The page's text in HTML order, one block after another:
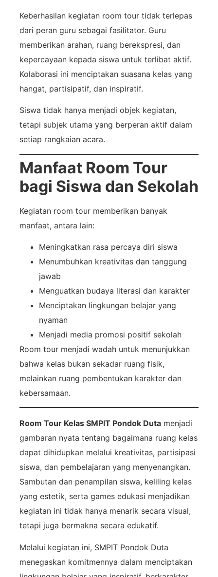
Keberhasilan kegiatan room tour tidak terlepas
dari peran guru sebagai fasilitator. Guru
memberikan arahan, ruang berekspresi, dan
kepercayaan kepada siswa untuk terlibat aktif.
Kolaborasi ini menciptakan suasana kelas yang
hangat, partisipatif, dan inspiratif.
Siswa tidak hanya menjadi objek kegiatan,
tetapi subjek utama yang berperan aktif dalam
setiap rangkaian acara.
Manfaat Room Tour
bagi Siswa dan Sekolah
Kegiatan room tour memberikan banyak
manfaat, antara lain:
Meningkatkan rasa percaya diri siswa
Menumbuhkan kreativitas dan tanggung
jawab
Menguatkan budaya literasi dan karakter
Menciptakan lingkungan belajar yang
nyaman
Menjadi media promosi positif sekolah
Room tour menjadi wadah untuk menunjukkan
bahwa kelas bukan sekadar ruang fisik,
melainkan ruang pembentukan karakter dan
kebersamaan.
Room Tour Kelas SMPIT Pondok Duta menjadi
gambaran nyata tentang bagaimana ruang kelas
dapat dihidupkan melalui kreativitas, partisipasi
siswa, dan pembelajaran yang menyenangkan.
Sambutan dan penampilan siswa, keliling kelas
yang estetik, serta games edukasi menjadikan
kegiatan ini tidak hanya menarik secara visual,
tetapi juga bermakna secara edukatif.
Melalui kegiatan ini, SMPIT Pondok Duta
menegaskan komitmennya dalam menciptakan